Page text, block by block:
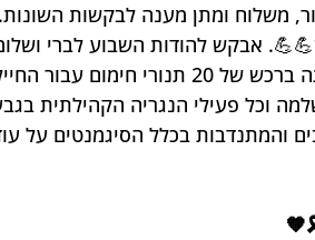
משלוח ומתן מענה לבקשות
אבקש להודות השבוע לברי
ליצי מרמלשטיין על תרומתה ברכש של
וכל פעילי הנגריה הקהילתית
והמתנדבות בכלל הסיגמנטים על